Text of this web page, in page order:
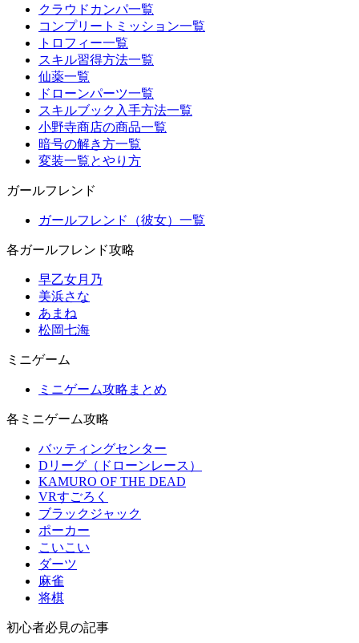
クラウドカンパ一覧
コンプリートミッション一覧
トロフィー一覧
スキル習得方法一覧
仙薬一覧
ドローンパーツ一覧
スキルブック入手方法一覧
小野寺商店の商品一覧
暗号の解き方一覧
変装一覧とやり方
ガールフレンド
ガールフレンド（彼女）一覧
各ガールフレンド攻略
早乙女月乃
美浜さな
あまね
松岡七海
ミニゲーム
ミニゲーム攻略まとめ
各ミニゲーム攻略
バッティングセンター
Dリーグ（ドローンレース）
KAMURO OF THE DEAD
VRすごろく
ブラックジャック
ポーカー
こいこい
ダーツ
麻雀
将棋
初心者必見の記事